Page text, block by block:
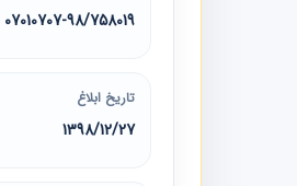
07010707-98/758019
تاریخ ابلاغ
1398/12/27